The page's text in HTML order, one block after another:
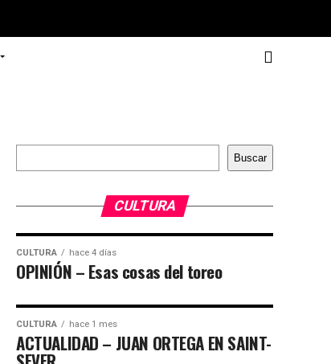
Buscar
Buscar
CULTURA
CULTURA hace 4 días
OPINIÓN – Esas cosas del toreo
CULTURA hace 1 mes
ACTUALIDAD – JUAN ORTEGA EN SAINT-